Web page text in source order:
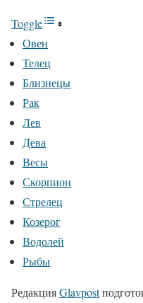
Toggle
Овен
Телец
Близнецы
Рак
Лев
Дева
Весы
Скорпион
Стрелец
Козерог
Водолей
Рыбы
РедакцияGlavpost